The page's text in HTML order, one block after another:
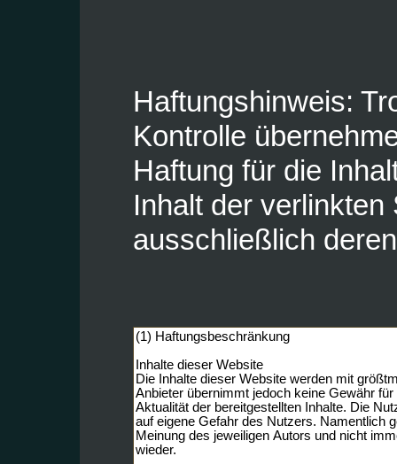
Haftungshinweis:
Kontrolle
Haftung für die
Inhalt der verlinkten
ausschließlich